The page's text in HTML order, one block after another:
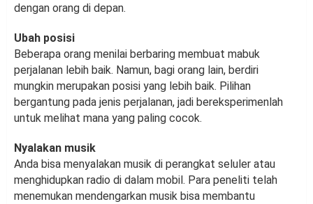
dengan orang di depan.
Ubah posisi
Beberapa orang menilai berbaring membuat mabuk
perjalanan lebih baik. Namun, bagi orang lain, berdiri
mungkin merupakan posisi yang lebih baik. Pilihan
bergantung pada jenis perjalanan, jadi bereksperimenlah
untuk melihat mana yang paling cocok.
Nyalakan musik
Anda bisa menyalakan musik di perangkat seluler atau
menghidupkan radio di dalam mobil. Para peneliti telah
menemukan mendengarkan musik bisa membantu